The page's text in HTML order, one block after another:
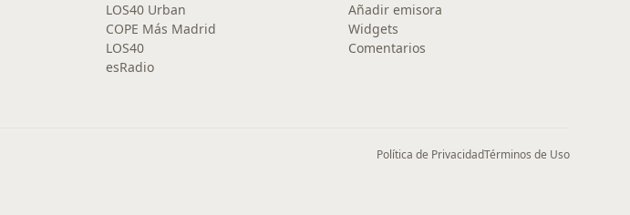
LOS40 Urban
COPE Más Madrid
LOS40
esRadio
Añadir emisora
Widgets
Comentarios
Política de PrivacidadTérminos de Uso